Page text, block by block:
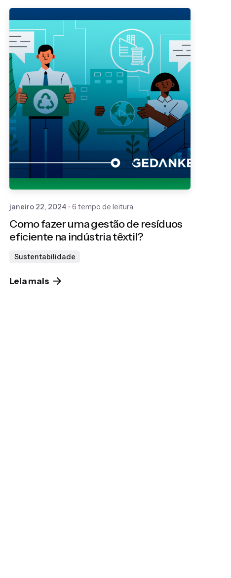
Publicado por
Gedanken
janeiro 22, 2024 6 tempo de leitura
Como fazer uma gestão de resíduos
eficiente na indústria têxtil?
Sustentabilidade
Leia mais